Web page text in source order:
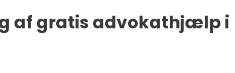
af gratis advokathjælp i